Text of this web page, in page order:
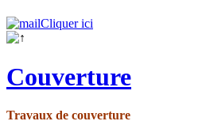
Cliquer ici
Couverture
Travaux de couverture